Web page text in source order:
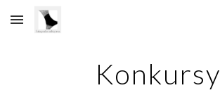
Skip to main content
Konkursy